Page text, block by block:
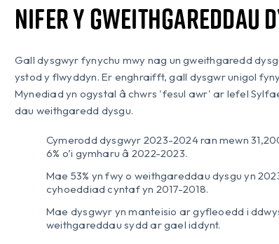
Nifer y gweithgareddau
Gall dysgwyr fynychu mwy nag un gweithgaredd
ystod y flwyddyn. Er enghraifft, gall dysgwr unigol
Mynediad yn ogystal â chwrs 'fesul awr' ar lefel
dau weithgaredd dysgu.
Cymerodd dysgwyr 2023-2024 ran mewn
6% o’i gymharu â 2022-2023.
Mae 53% yn fwy o weithgareddau dysgu yn
cyhoeddiad cyntaf yn 2017-2018.
Mae dysgwyr yn manteisio ar gyfleoedd i
weithgareddau sydd ar gael iddynt.